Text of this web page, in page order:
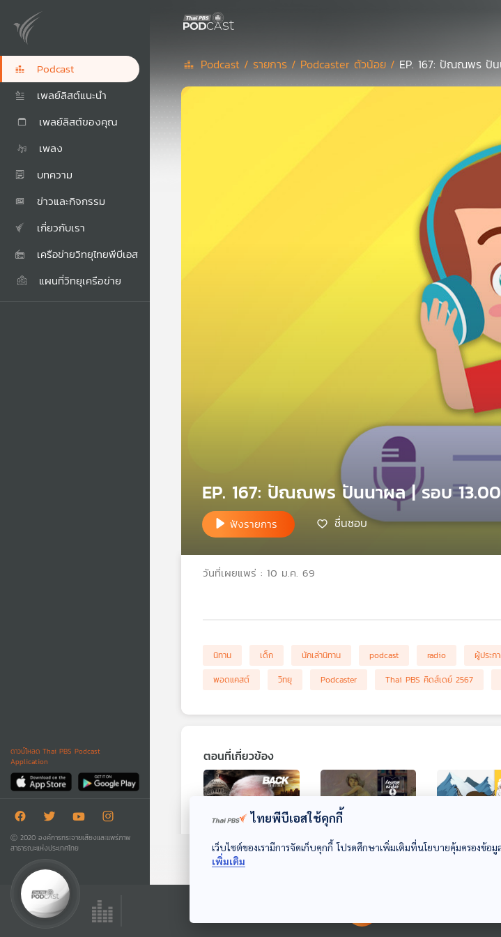
Podcast
เพลย์ลิสต์แนะนำ
เพลย์ลิสต์ของคุณ
เพลง
บทความ
ข่าวและกิจกรรม
เกี่ยวกับเรา
เครือข่ายวิทยุไทยพีบีเอส
แผนที่วิทยุเครือข่าย
ดาวน์โหลด Thai PBS Podcast
Application
Ⓒ 2020 องค์การกระจายเสียงและแพร่ภาพ
สาธารณะแห่งประเทศไทย
Podcast / รายการ / Podcaster ตัวน้อย / EP. 167: ปัณณพร​ ปัน
EP. 167: ปัณณพร​ ปันนาผล | รอบ
ฟังรายการ ชื่นชอบ
วันที่เผยแพร่ : 10 ม.ค. 69
นิทาน เด็ก นักเล่านิทาน podcast radio ผู้ประก
พอดแคสต์
วิทยุ Podcaster Thai PBS คิดส์เดย์ 2567
ตอนที่เกี่ยวข้อง
01:10 01:10
ไทยพีบีเอสใช้คุกกี้
เว็บไซต์ของเรามีการจัดเก็บคุกกี้ โปรดศึกษาเพิ่มเติมที่นโยบายคุ้มครองข้อ
เพิ่มเติม